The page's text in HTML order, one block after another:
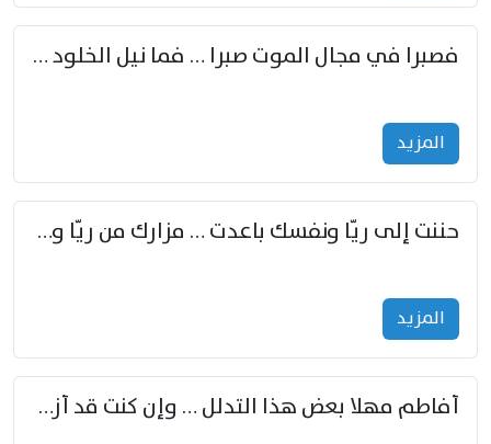
فصبرا في مجال الموت صبرا … فما نيل الخلود بمستطاع
المزید
حننت إلى ريّا ونفسك باعدت … مزارك من ريّا وشعباكما معا
المزید
أفاطم مهلا بعض هذا التدلل … وإن كنت قد أزمعت صرمي فأجملي